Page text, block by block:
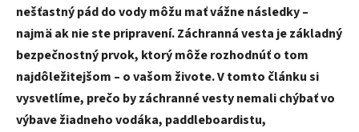
nešťastný pád do vody môžu mať vážne následky –
najmä ak nie ste pripravení. Záchranná vesta je základný
bezpečnostný prvok, ktorý môže rozhodnúť o tom
najdôležitejšom – o vašom živote. V tomto článku si
vysvetlíme, prečo by záchranné vesty nemali chýbať vo
výbave žiadneho vodáka, paddleboardistu,